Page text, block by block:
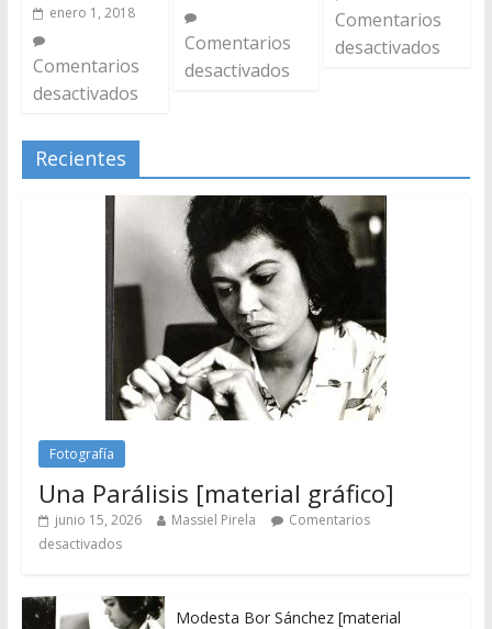
enero 1, 2018
Comentarios
desactivados
Comentarios
desactivados
Comentarios
desactivados
Recientes
Fotografía
Una Parálisis [material gráfico]
junio 15, 2026 Massiel Pirela
Comentarios
desactivados
Modesta Bor Sánchez [material